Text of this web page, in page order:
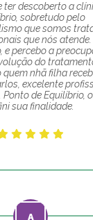
ter descoberto a
sobretudo pelo
que somos
que nós
e percebo a
do
nhã filha
excelente
Ponto de Equilíbrio,
sua finalidade.